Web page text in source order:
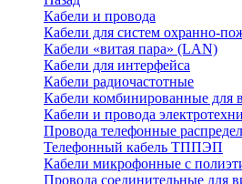
Кабели и провода
Кабели для систем охранно-
Кабели «витая пара» (LAN)
Кабели для интерфейса
Кабели радиочастотные
Кабели комбинированные для
Кабели и провода
Провода телефонные
Телефонный кабель ТППЭП
Кабели микрофонные с
Провода соединительные для